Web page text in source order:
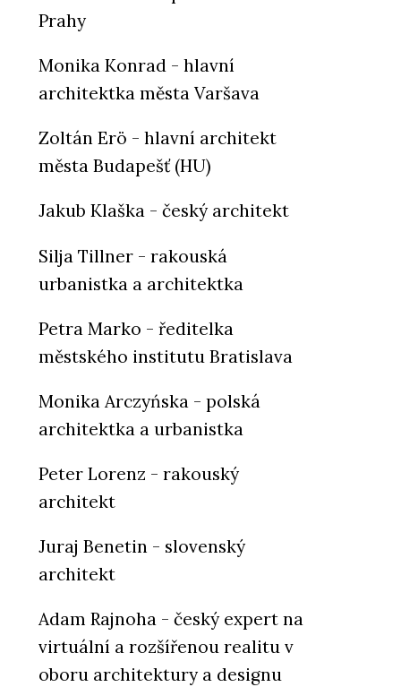
Prahy
Monika Konrad - hlavní
architektka města Varšava
Zoltán Erö - hlavní architekt
města Budapešť (HU)
Jakub Klaška - český architekt
Silja Tillner - rakouská
urbanistka a architektka
Petra Marko - ředitelka
městského institutu Bratislava
Monika Arczyńska - polská
architektka a urbanistka
Peter Lorenz - rakouský
architekt
Juraj Benetin - slovenský
architekt
Adam Rajnoha - český expert na
virtuální a rozšířenou realitu v
oboru architektury a designu